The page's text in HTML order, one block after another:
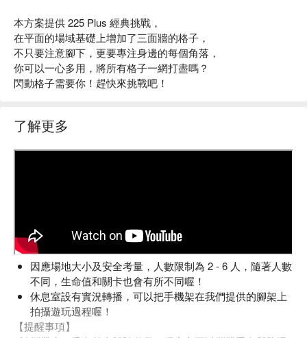
本方案提供 225 Plus 經典挑戰，
在平面的場域基礎上增加了三面牆的格子，
不只要注意腳下，更要專注身邊的每個角落，
你可以一心多用，將所有格子一網打盡嗎？
閃動格子需要你！趕快來挑戰吧！
了解更多
因應場地大小及安全考量，人數限制為 2 - 6 人，隨著人數
不同，生命值和關卡也會有所不同喔！
休息室設有實況轉播，可以把手機架在我們提供的腳架上
拍攝遊玩過程喔！
【提醒事項】